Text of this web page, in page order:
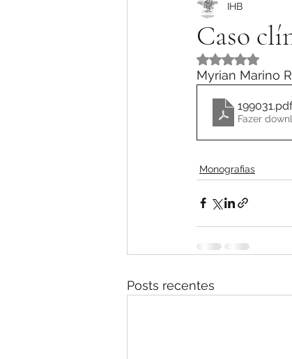
Caso
IHB
Avaliado com
Myrian Marino
199031.pdf
Fazer
Monografias
Posts recentes